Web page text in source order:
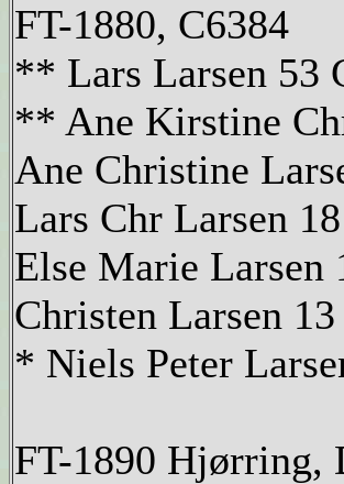
FT-1880, C6384
** Lars Larsen 53
** Ane Kirstine
Ane Christine
Lars Chr Larsen
Else Marie Larsen
Christen Larsen
* Niels Peter
FT-1890 Hjørring,